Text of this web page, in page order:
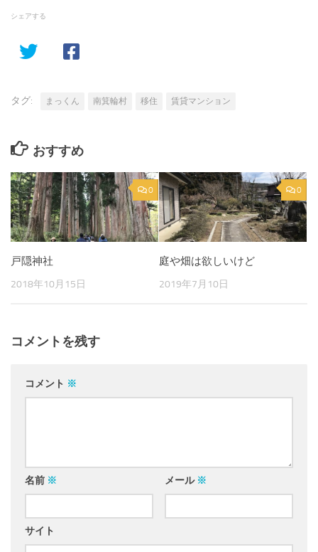
シェアする
タグ: まっくん 南箕輪村 移住 賃貸マンション
おすすめ
0
戸隠神社
2018年10月15日
0
庭や畑は欲しいけど
2019年7月10日
コメントを残す
コメント ※
名前 ※ メール ※
サイト